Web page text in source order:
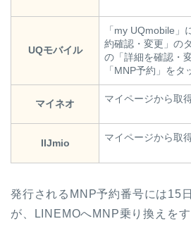
UQモバイル
「my UQmobile」
約確認・変更」の
の「詳細を確認・
「MNP予約」をタ
マイネオ マイページから取
IIJmio マイページから取
発行されるMNP予約番号には15
が、LINEMOへMNP乗り換えを